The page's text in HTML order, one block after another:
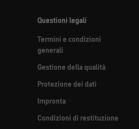
Questioni legali
Termini e condizioni
generali
Gestione della qualità
Protezione dei dati
Impronta
Condizioni di restituzione